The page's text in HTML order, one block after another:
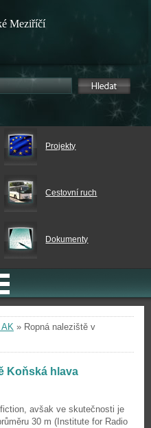
Meziříčí
Projekty
Cestovní ruch
Dokumenty
» Ropná naleziště v
Koňská hlava
avšak ve skutečnosti je
30 m (Institute for Radio